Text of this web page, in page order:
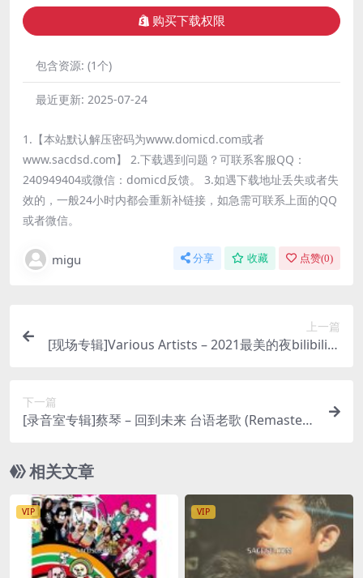
购买下载权限
包含资源: (1个)
最近更新: 2025-07-24
1.【本站默认解压密码为www.domicd.com或者
www.sacdsd.com】 2.下载遇到问题？可联系客服QQ：
240949404或微信：domicd反馈。 3.如遇下载地址丢失或者失
效的，一般24小时内都会重新补链接，如急需可联系上面的QQ
或者微信。
migu 分享 收藏 点赞(0)
上一篇
[现场专辑]Various Artists – 2021最美的夜bilibili晚
下一篇
[录音室专辑]蔡琴 – 回到未来 台语老歌 (Remastere
相关文章
VIP VIP